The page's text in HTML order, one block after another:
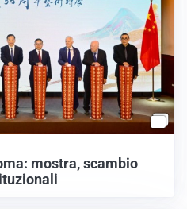
mostra, scambio